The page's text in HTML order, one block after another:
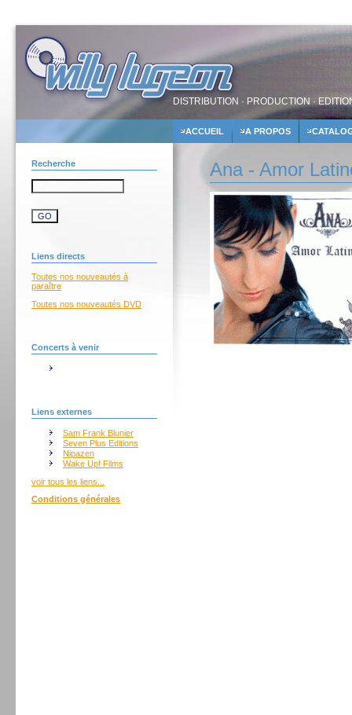
DISTRIBUTION · PRODUCTION ·
ACCUEIL A PROPOS
Recherche
Liens directs
Toutes nos nouveautés à
paraître
Toutes nos nouveautés DVD
Concerts à venir
Liens externes
Sam Frank Blunier
Seven Plus Editions
Nipazen
Wake Up! Films
voir tous les liens...
Conditions générales
Ana - Amor